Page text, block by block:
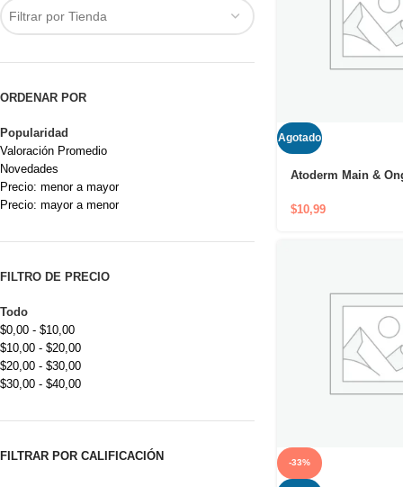
Filtrar por Tienda
ORDENAR POR
Popularidad
Valoración Promedio
Novedades
Precio: menor a mayor
Precio: mayor a menor
FILTRO DE PRECIO
Todo
$0,00 - $10,00
$10,00 - $20,00
$20,00 - $30,00
$30,00 - $40,00
FILTRAR POR CALIFICACIÓN
Agotado
Atoderm Main &
reparador
$10,99
-33%